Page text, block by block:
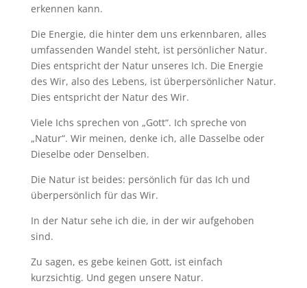
erkennen kann.
Die Energie, die hinter dem uns erkennbaren, alles
umfassenden Wandel steht, ist persönlicher Natur.
Dies entspricht der Natur unseres Ich. Die Energie
des Wir, also des Lebens, ist überpersönlicher Natur.
Dies entspricht der Natur des Wir.
Viele Ichs sprechen von „Gott“. Ich spreche von
„Natur“. Wir meinen, denke ich, alle Dasselbe oder
Dieselbe oder Denselben.
Die Natur ist beides: persönlich für das Ich und
überpersönlich für das Wir.
In der Natur sehe ich die, in der wir aufgehoben
sind.
Zu sagen, es gebe keinen Gott, ist einfach
kurzsichtig. Und gegen unsere Natur.